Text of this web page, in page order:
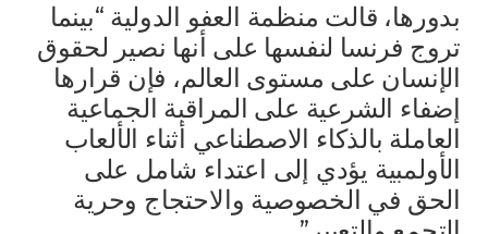
بدورها، قالت منظمة العفو الدولية “بينما
تروج فرنسا لنفسها على أنها نصير لحقوق
الإنسان على مستوى العالم، فإن قرارها
إضفاء الشرعية على المراقبة الجماعية
العاملة بالذكاء الاصطناعي أثناء الألعاب
الأولمبية يؤدي إلى اعتداء شامل على
الحق في الخصوصية والاحتجاج وحرية